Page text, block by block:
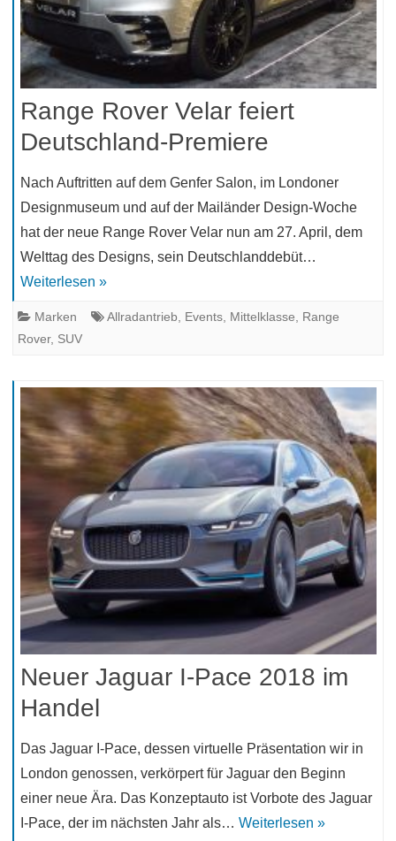
Range Rover Velar feiert
Deutschland-Premiere
Nach Auftritten auf dem Genfer Salon, im Londoner
Designmuseum und auf der Mailänder Design-Woche
hat der neue Range Rover Velar nun am 27. April, dem
Welttag des Designs, sein Deutschlanddebüt…
Weiterlesen »
Marken Allradantrieb Events Mittelklasse
Range
Rover, SUV
Neuer Jaguar I-Pace 2018 im
Handel
Das Jaguar I-Pace, dessen virtuelle Präsentation wir in
London genossen, verkörpert für Jaguar den Beginn
einer neue Ära. Das Konzeptauto ist Vorbote des Jaguar
I-Pace, der im nächsten Jahr als… Weiterlesen »